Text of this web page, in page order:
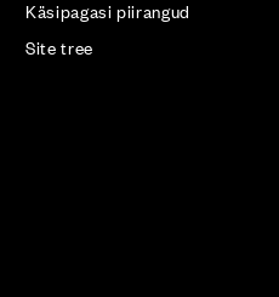
Käsipagasi piirangud
Site tree